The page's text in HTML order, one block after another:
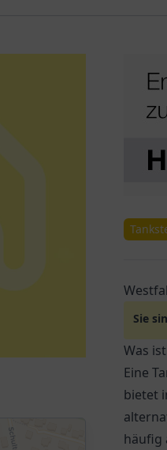
Sie
Was
Eine
bietet
häufig